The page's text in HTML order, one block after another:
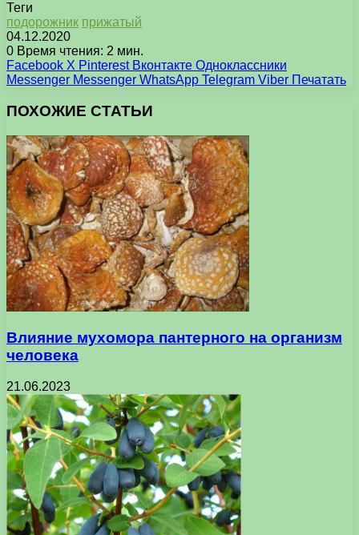
Теги
подорожник прижатый
04.12.2020
0 Время чтения: 2 мин.
Facebook X Pinterest Вконтакте Одноклассники
Messenger Messenger WhatsApp Telegram Viber Печатать
ПОХОЖИЕ СТАТЬИ
Влияние мухомора пантерного на организм
человека
21.06.2023